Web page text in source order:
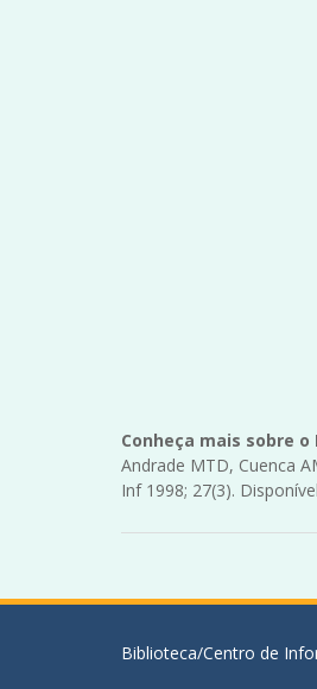
Conheça mais sobre
Andrade MTD, Cuenca
Inf 1998; 27(3).
Biblioteca/Centro de